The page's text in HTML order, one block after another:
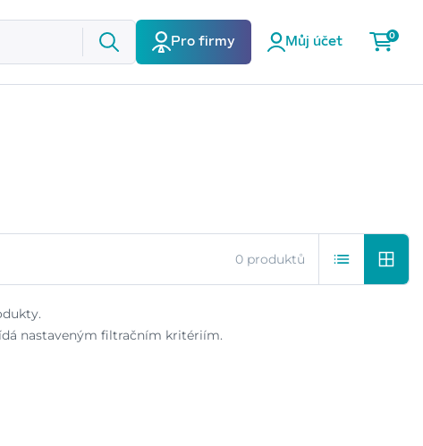
Pro firmy Můj účet
0
0 produktů
nastaveným filtračním kritériím.